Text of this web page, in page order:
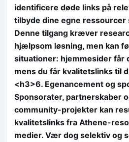
identificere døde links på
tilbyde dine egne ressourcer
Denne tilgang kræver
hjælpsom løsning, men kan
situationer: hjemmesider får
mens du får kvalitetslinks til
<h3>6. Egenancement og
Sponsorater, partnerskaber
community-projekter kan
kvalitetslinks fra Athene-
medier. Vær dog selektiv og